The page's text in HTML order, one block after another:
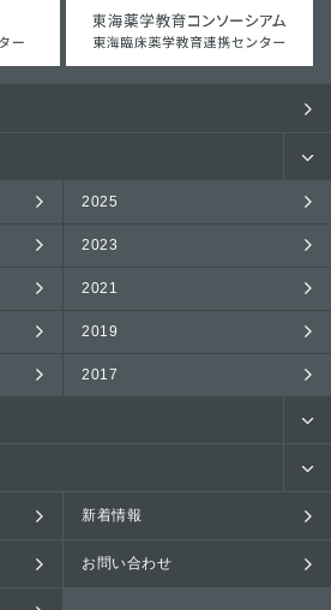
2025
2023
2021
2019
2017
新着情報
お問い合わせ